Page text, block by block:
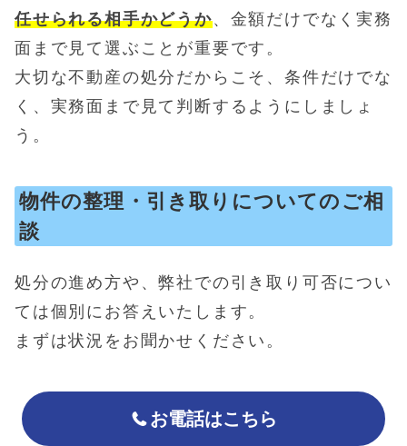
任せられる相手かどうか、金額だけでなく実務
面まで見て選ぶことが重要です。
大切な不動産の処分だからこそ、条件だけでな
く、実務面まで見て判断するようにしましょ
う。
物件の整理・引き取りについてのご相
談
処分の進め方や、弊社での引き取り可否につい
ては個別にお答えいたします。
まずは状況をお聞かせください。
お電話はこちら